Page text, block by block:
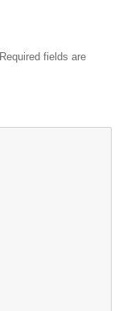
Required fields are